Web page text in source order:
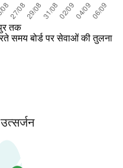
तक
समय बोर्ड पर सेवाओं की तुलना